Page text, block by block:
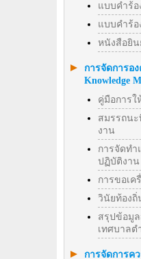
แบบคำร้อ
แบบคำร้
หนังสือยิ
การจัดการอ
Knowledge
คู่มือการ
สมรรถน
งาน
การจัดทำ
ปฏิบัติงาน
การขอเค
วินัยท้องถิ่
สรุปข้อมูล
เทศบาลต
การจัดการค